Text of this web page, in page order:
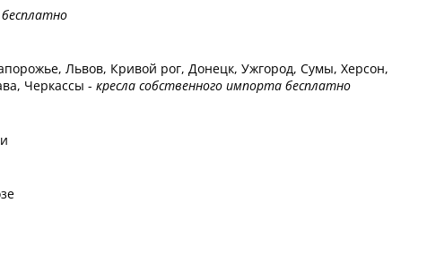
бесплатно
Львов, Кривой рог, Донецк, Ужгород, Сумы, Херсон,
Черкассы - кресла собственного импорта бесплатно